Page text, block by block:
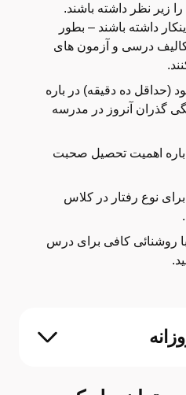
زیر نظر داشته باشند.
داشته باشند – بطور
درسی و آزمون های
(حداقل ده دقیقه) در باره
گذران آنروز در مدرسه
باره اهمیت تحصیل صحبت
برای نوع رفتار در کلاس
روشنائی کافی برای درس